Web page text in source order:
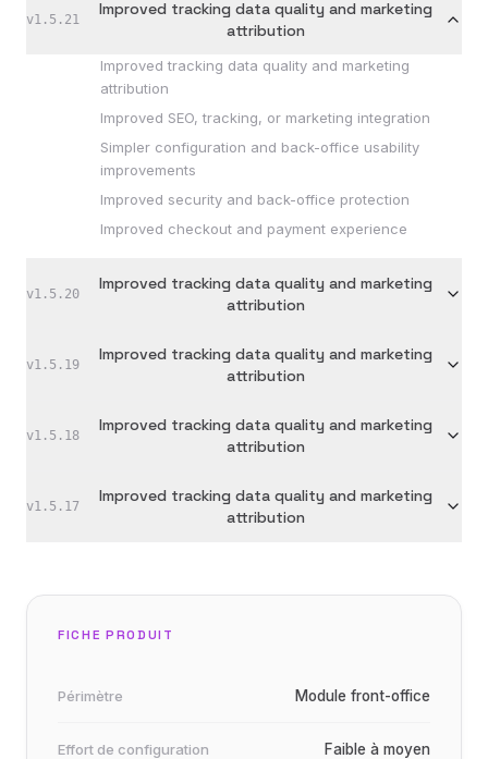
v1.5.21
Improved tracking data quality and marketing
attribution
Improved tracking data quality and marketing
attribution
Improved SEO, tracking, or marketing integration
Simpler configuration and back-office usability
improvements
Improved security and back-office protection
Improved checkout and payment experience
v1.5.20
Improved tracking data quality and marketing
attribution
v1.5.19
Improved tracking data quality and marketing
attribution
v1.5.18
Improved tracking data quality and marketing
attribution
v1.5.17
Improved tracking data quality and marketing
attribution
FICHE PRODUIT
Périmètre Module front-office
Effort de configuration Faible à moyen